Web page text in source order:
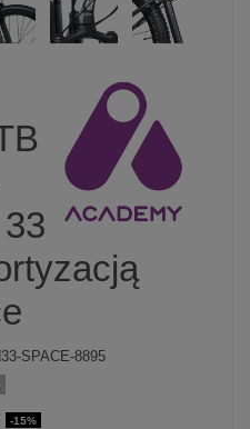
SPACE-8895
-15%